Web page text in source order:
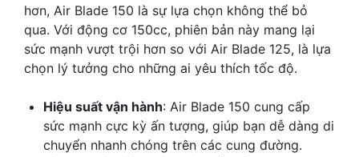
hơn, Air Blade 150 là sự lựa chọn không thể bỏ
qua. Với động cơ 150cc, phiên bản này mang lại
sức mạnh vượt trội hơn so với Air Blade 125, là lựa
chọn lý tưởng cho những ai yêu thích tốc độ.
Hiệu suất vận hành: Air Blade 150 cung cấp
sức mạnh cực kỳ ấn tượng, giúp bạn dễ dàng di
chuyển nhanh chóng trên các cung đường.